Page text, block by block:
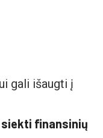
gali išaugti į
finansinių